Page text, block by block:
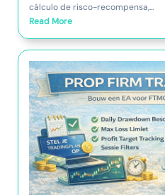
cálculo de risco-recompensa,...
Read More